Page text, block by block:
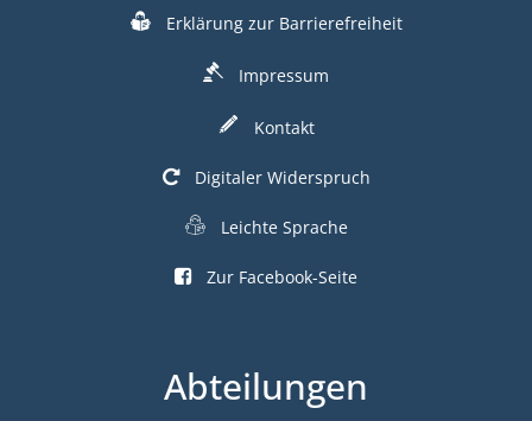
Erklärung zur Barrierefreiheit
Impressum
Kontakt
Digitaler Widerspruch
Leichte Sprache
Zur Facebook-Seite
Abteilungen